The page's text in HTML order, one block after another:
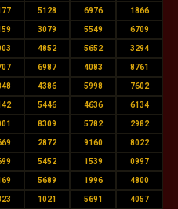
5128 6976 1866
3079 5549 6709
4852 5652 3294
6987 4083 8761
4386 5998 7602
5446 4636 6134
8309 5782 2982
2872 9160 8022
5452 1539 0997
5689 1996 4800
1021 5691 4057